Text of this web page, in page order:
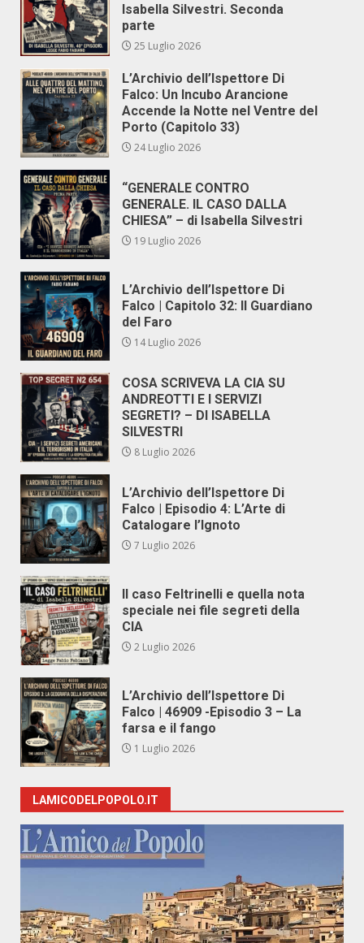
Isabella Silvestri. Seconda
parte
25 Luglio 2026
L’Archivio dell’Ispettore Di
Falco: Un Incubo Arancione
Accende la Notte nel Ventre del
Porto (Capitolo 33)
24 Luglio 2026
“GENERALE CONTRO
GENERALE. IL CASO DALLA
CHIESA” – di Isabella Silvestri
19 Luglio 2026
L’Archivio dell’Ispettore Di
Falco | Capitolo 32: Il Guardiano
del Faro
14 Luglio 2026
COSA SCRIVEVA LA CIA SU
ANDREOTTI E I SERVIZI
SEGRETI? – DI ISABELLA
SILVESTRI
8 Luglio 2026
L’Archivio dell’Ispettore Di
Falco | Episodio 4: L’Arte di
Catalogare l’Ignoto
7 Luglio 2026
Il caso Feltrinelli e quella nota
speciale nei file segreti della
CIA
2 Luglio 2026
L’Archivio dell’Ispettore Di
Falco | 46909 -Episodio 3 – La
farsa e il fango
1 Luglio 2026
LAMICODELPOPOLO.IT